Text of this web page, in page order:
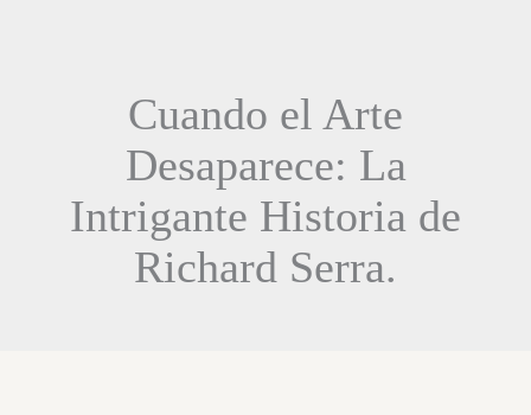
Cuando el Arte
Desaparece: La
Intrigante Historia de
Richard Serra.